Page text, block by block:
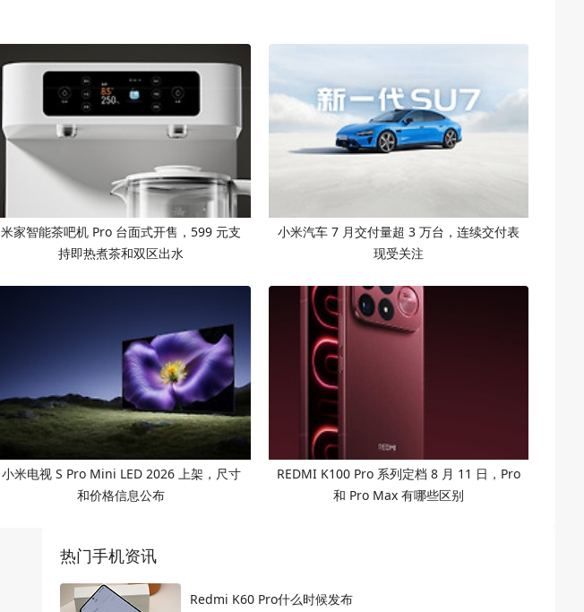
米家智能茶吧机 Pro 台面式开售，599 元支
持即热煮茶和双区出水
小米汽车 7 月交付量超 3 万台，连续交付表
现受关注
小米电视 S Pro Mini LED 2026 上架，尺寸
和价格信息公布
REDMI K100 Pro 系列定档 8 月 11 日，Pro
和 Pro Max 有哪些区别
热门手机资讯
Redmi K60 Pro什么时候发布